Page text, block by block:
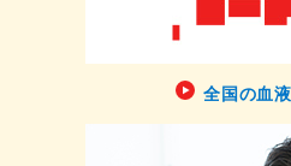
全国の血